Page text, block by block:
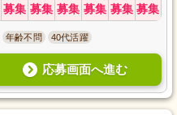
募集 募集 募集 募集 募集 募集
年齢不問 40代活躍
応募画面へ進む